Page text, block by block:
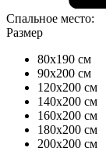
Спальное место:
Размер
80x190 см
90x200 см
120x200 см
140x200 см
160x200 см
180x200 см
200x200 см